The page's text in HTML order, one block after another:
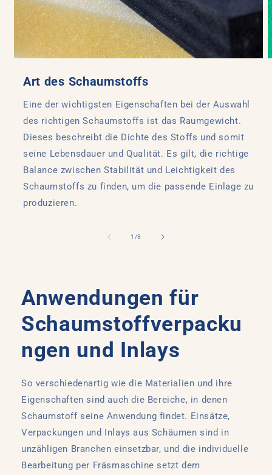
Art des Schaumstoffs
Eine der wichtigsten Eigenschaften bei der Auswahl
des richtigen Schaumstoffs ist das Raumgewicht.
Dieses beschreibt die Dichte des Stoffs und somit
seine Lebensdauer und Qualität. Es gilt, die richtige
Balance zwischen Stabilität und Leichtigkeit des
Schaumstoffs zu finden, um die passende Einlage zu
produzieren.
1 /von
3
Anwendungen für
Schaumstoffverpacku
ngen und Inlays
So verschiedenartig wie die Materialien und ihre
Eigenschaften sind auch die Bereiche, in denen
Schaumstoff seine Anwendung findet. Einsätze,
Verpackungen und Inlays aus Schäumen sind in
unzähligen Branchen einsetzbar, und die individuelle
Bearbeitung per Fräsmaschine setzt dem